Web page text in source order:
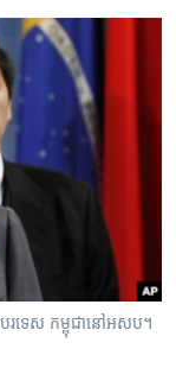
រទេស​ កម្ពុជានៅ​អសប​។​